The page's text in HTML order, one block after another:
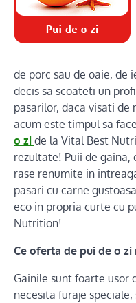
de porc sau de oaie, de
decis sa scoateti un
pasarilor, daca visati
acum este timpul sa
o zi de la Vital Best
rezultate! Puii de gaina,
rase renumite in
pasari cu carne
eco in propria curte cu
Nutrition!
Ce oferta de pui de o
Gainile sunt foarte usor
necesita furaje